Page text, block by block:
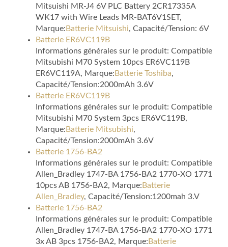
Mitsuishi MR-J4 6V PLC Battery 2CR17335A
WK17 with Wire Leads MR-BAT6V1SET,
Marque: Batterie Mitsuishi, Capacité/Tension: 6V
Batterie ER6VC119B
Informations générales sur le produit: Compatible
Mitsubishi M70 System 10pcs ER6VC119B
ER6VC119A, Marque: Batterie Toshiba,
Capacité/Tension:2000mAh 3.6V
Batterie ER6VC119B
Informations générales sur le produit: Compatible
Mitsubishi M70 System 3pcs ER6VC119B,
Marque: Batterie Mitsubishi,
Capacité/Tension:2000mAh 3.6V
Batterie 1756-BA2
Informations générales sur le produit: Compatible
Allen_Bradley 1747-BA 1756-BA2 1770-XO 1771
10pcs AB 1756-BA2, Marque: Batterie
Allen_Bradley, Capacité/Tension:1200mah 3.V
Batterie 1756-BA2
Informations générales sur le produit: Compatible
Allen_Bradley 1747-BA 1756-BA2 1770-XO 1771
3x AB 3pcs 1756-BA2, Marque: Batterie